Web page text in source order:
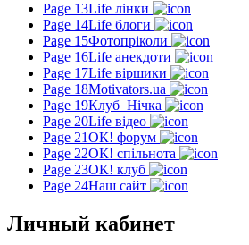
Page 13Life лінки
Page 14Life блоги
Page 15Фотопріколи
Page 16Life анекдоти
Page 17Life віршики
Page 18Motivators.ua
Page 19Клуб_Нічка
Page 20Life відео
Page 21ОК! форум
Page 22ОК! спільнота
Page 23ОК! клуб
Page 24Наш сайт
Личный кабинет